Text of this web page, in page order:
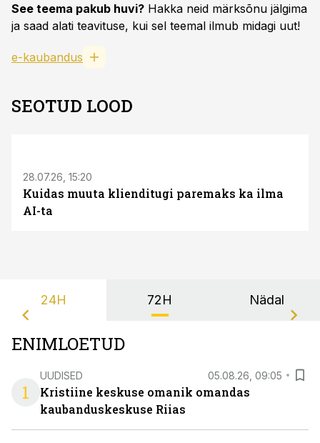
See teema pakub huvi? Hakka neid märksõnu jälgima
ja saad alati teavituse, kui sel teemal ilmub midagi uut!
e-kaubandus
SEOTUD LOOD
28.07.26, 15:20
Kuidas muuta klienditugi paremaks ka ilma
AI-ta
24H 72H Nädal
ENIMLOETUD
1
UUDISED 05.08.26, 09:05
Kristiine keskuse omanik omandas
kaubanduskeskuse Riias